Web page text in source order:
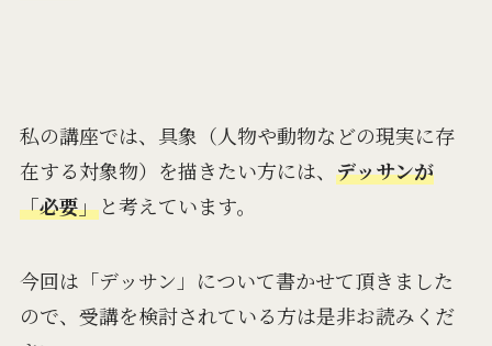
私の講座では、具象（人物や動物などの現実に存
在する対象物）を描きたい方には、 デッサンが
「必要」と考えています。
今回は「デッサン」について書かせて頂きました
ので、受講を検討されている方は是非お読みくだ